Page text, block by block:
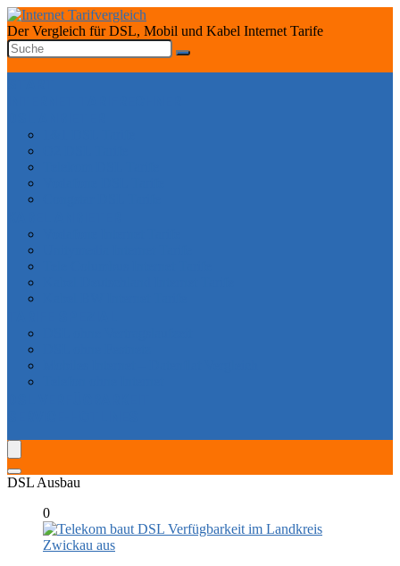
Der Vergleich für DSL, Mobil und Kabel Internet Tarife
DSL Ausbau
0